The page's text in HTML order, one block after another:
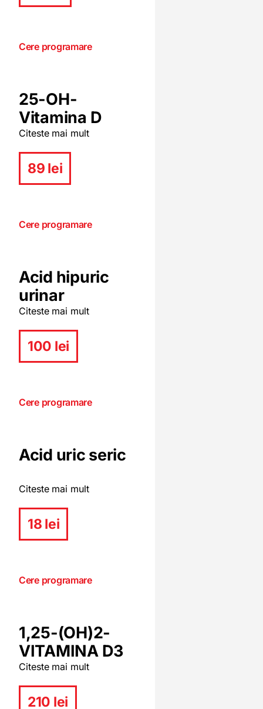
Cere programare
25-OH-
Vitamina D
Citeste mai mult
89 lei
Cere programare
Acid hipuric
urinar
Citeste mai mult
100 lei
Cere programare
Acid uric seric
Citeste mai mult
18 lei
Cere programare
1,25-(OH)2-
VITAMINA D3
Citeste mai mult
210 lei